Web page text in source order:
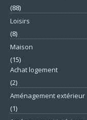
(88)
Loisirs
(8)
Maison
(15)
Achat logement
(2)
Aménagement extérieur
(1)